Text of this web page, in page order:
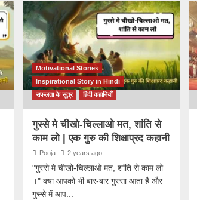
Motivational Stories
Inspirational Story in Hindi
सफलता के सूत्र
हिंदी कहानियाँ
गुस्से मे चीखो-चिल्लाओ मत, शांति से
काम लो | एक गुरु की शिक्षाप्रद कहानी
Pooja 2 years ago
"गुस्से मे चीखो-चिल्लाओ मत, शांति से काम लो
।" क्या आपको भी बार-बार गुस्सा आता है और
गुस्से में आप...